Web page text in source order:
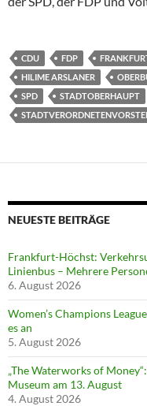
CDU FDP
HILIME ARSLANER
SPD
STADTOBERHAUPT
NEUESTE BEITRÄGE
Frankfurt-Höchst:
Linienbus – Mehrere
6. August 2026
Women’s Champions
es an
5. August 2026
„The Waterworks of
Museum am 13. August
4. August 2026